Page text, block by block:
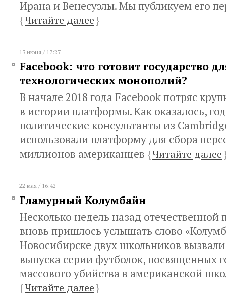
Ирана и Венесуэлы. Мы публикуем его
{Читайте далее}
13 июня / 17:27
Facebook: что готовит государство
технологических монополий?
В начале 2018 года Facebook потряс
в истории платформы. Как оказалось,
политические консультанты из
использовали платформу для сбора
миллионов американцев {Читайте далее
22 мая / 16:42
Гламурный Колумбайн
Несколько недель назад отечественной
вновь пришлось услышать слово
Новосибирске двух школьников
выпуска серии футболок, посвященных
массового убийства в американской
{Читайте далее}